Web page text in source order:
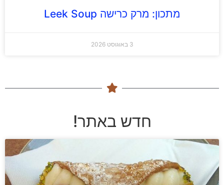
מתכון: מרק כרישה Leek Soup
3 באוגוסט 2026
חדש באתר!